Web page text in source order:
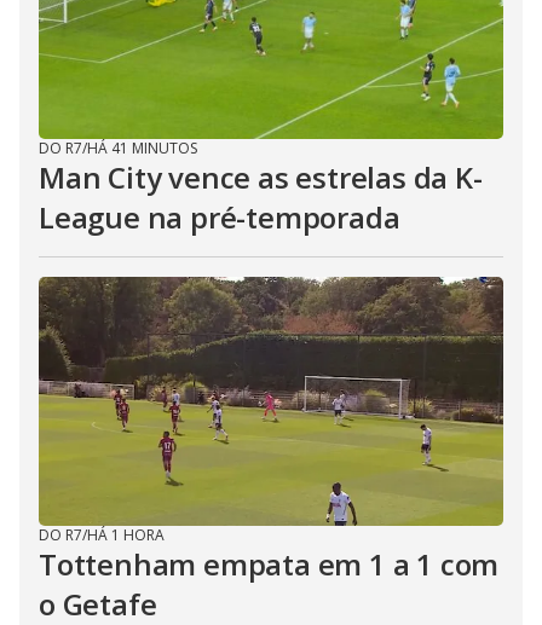
DO R7/HÁ 41 MINUTOS
Man City vence as estrelas da K-
League na pré-temporada
DO R7/HÁ 1 HORA
Tottenham empata em 1 a 1 com
o Getafe